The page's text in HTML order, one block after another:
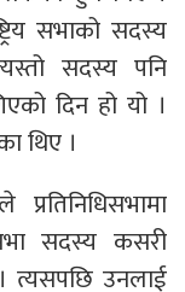
सभाको सदस्य
सदस्य पनि
दिन हो यो ।
थिए ।
सदस्य कसरी
। त्यसपछि उनलाई